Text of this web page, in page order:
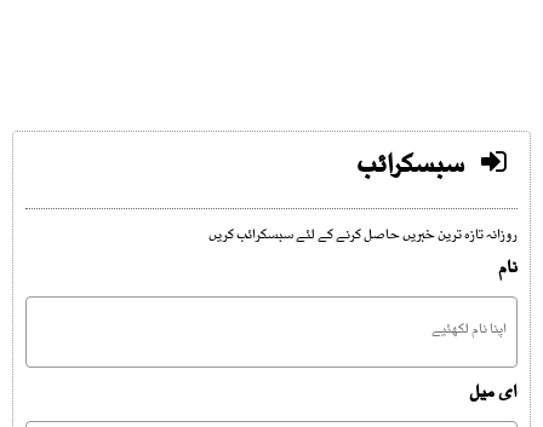
سبسکرائب
روزانہ تازہ ترین خبریں حاصل کرنے کے لئے سبسکرائب کریں
نام
ای میل